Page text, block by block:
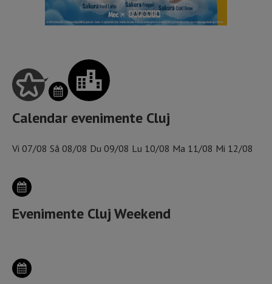
Calendar evenimente Cluj
Vi 07/08 Sâ 08/08 Du 09/08 Lu 10/08 Ma 11/08 Mi 12/08
Evenimente Cluj Weekend